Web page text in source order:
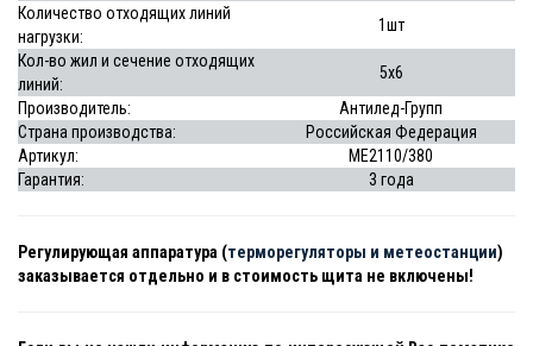
Количество отходящих линий
нагрузки:
1шт
Кол-во жил и сечение отходящих
линий:
5х6
Производитель:
Антилед-Групп
Страна производства:
Российская Федерация
Артикул:
МЕ2110/380
Гарантия:
3 года
Регулирующая аппаратура (терморегуляторы и метеостанции)
заказывается отдельно и в стоимость щита не включены!